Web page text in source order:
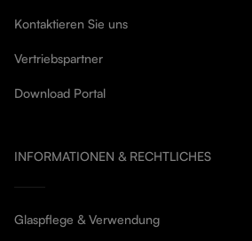
Kontaktieren Sie uns
Vertriebspartner
Download Portal
INFORMATIONEN & RECHTLICHES
Glaspflege & Verwendung